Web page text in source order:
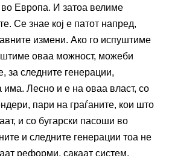
Европа. И затоа велиме
Се знае кој е патот напред,
измени. Ако го испуштиме
оваа можност, можеби
за следните генерации,
Лесно и е на оваа власт, со
пари на граѓаните, кои што
и со бугарски пасоши во
и следните генерации тоа не
реформи, сакаат систем,